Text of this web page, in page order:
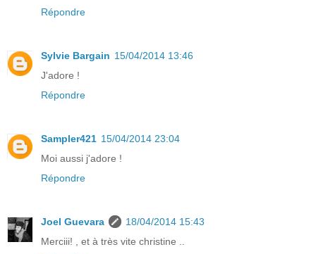
Répondre
Sylvie Bargain 15/04/2014 13:46
J'adore !
Répondre
Sampler421 15/04/2014 23:04
Moi aussi j'adore !
Répondre
Joel Guevara
18/04/2014 15:43
Merciii! , et à très vite christine ..